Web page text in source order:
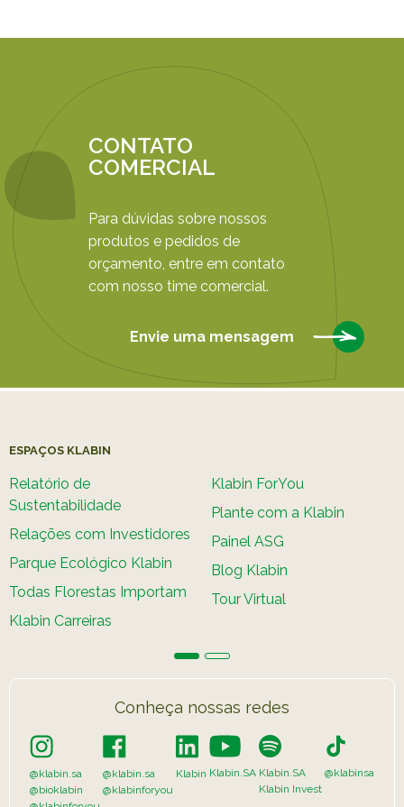
CONTATO
COMERCIAL
Para dúvidas sobre nossos
produtos e pedidos de
orçamento, entre em contato
com nosso time comercial.
Envie uma mensagem
ESPAÇOS KLABIN
Relatório de
Sustentabilidade
Relações com Investidores
Parque Ecológico Klabin
Todas Florestas Importam
Klabin Carreiras
Klabin ForYou
Plante com a Klabin
Painel ASG
Blog Klabin
Tour Virtual
Conheça nossas redes
@klabin.sa
@bioklabin
@klabin.sa
@klabinforyou
Klabin Klabin.SA Klabin.SA
Klabin Invest
@klabinsa